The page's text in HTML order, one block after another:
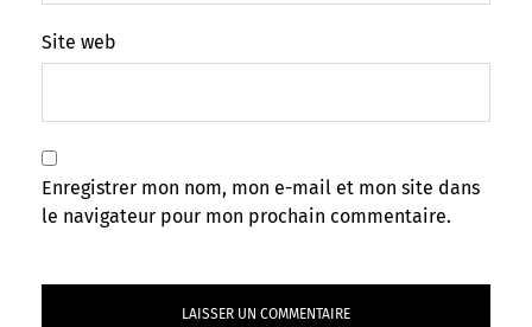
Site web
Enregistrer mon nom, mon e-mail et mon site dans
le navigateur pour mon prochain commentaire.